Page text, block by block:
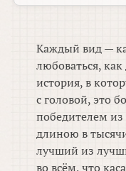
Каждый вид —
любоваться,
история, в
с головой, это
победителем
длиною в
лучший из
во всём, что